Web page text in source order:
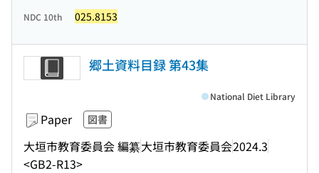
NDC 10th 025.8153
郷土資料目録 第43集
Paper 図書
大垣市教育委員会 編纂大垣市教育委員会2024.3
<GB2-R13>
National Diet Library